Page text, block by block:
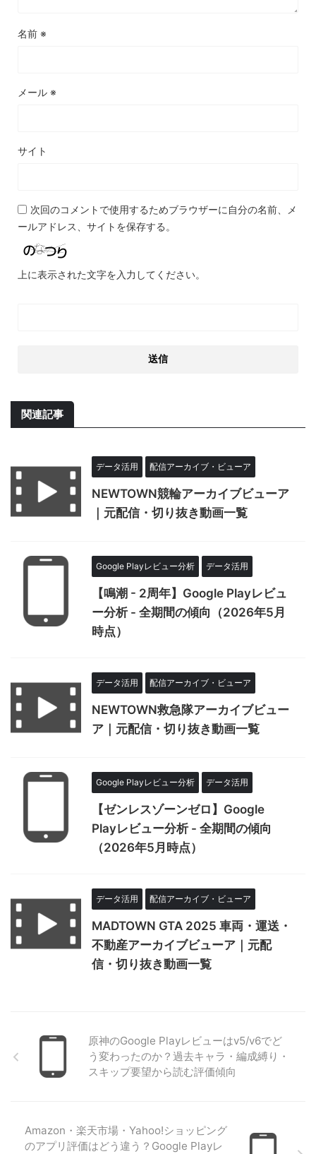
名前 ※
メール ※
サイト
次回のコメントで使用するためブラウザーに自分の名前、メ
ールアドレス、サイトを保存する。
上に表示された文字を入力してください。
関連記事
データ活用 配信アーカイブ・ビューア
NEWTOWN競輪アーカイブビューア
｜元配信・切り抜き動画一覧
Google Playレビュー分析 データ活用
【鳴潮 - 2周年】Google Playレビュ
ー分析 - 全期間の傾向（2026年5月
時点）
データ活用 配信アーカイブ・ビューア
NEWTOWN救急隊アーカイブビュー
ア｜元配信・切り抜き動画一覧
Google Playレビュー分析 データ活用
【ゼンレスゾーンゼロ】Google
Playレビュー分析 - 全期間の傾向
（2026年5月時点）
データ活用 配信アーカイブ・ビューア
MADTOWN GTA 2025 車両・運送・
不動産アーカイブビューア｜元配
信・切り抜き動画一覧
原神のGoogle Playレビューはv5/v6でど
う変わったのか？過去キャラ・編成縛り・
スキップ要望から読む評価傾向
Amazon・楽天市場・Yahoo!ショッピング
のアプリ評価はどう違う？Google Playレ